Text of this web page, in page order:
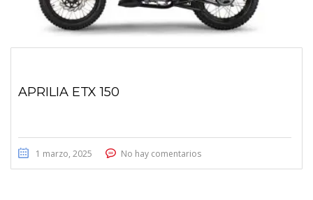
APRILIA ETX 150
1 marzo, 2025 No hay comentarios